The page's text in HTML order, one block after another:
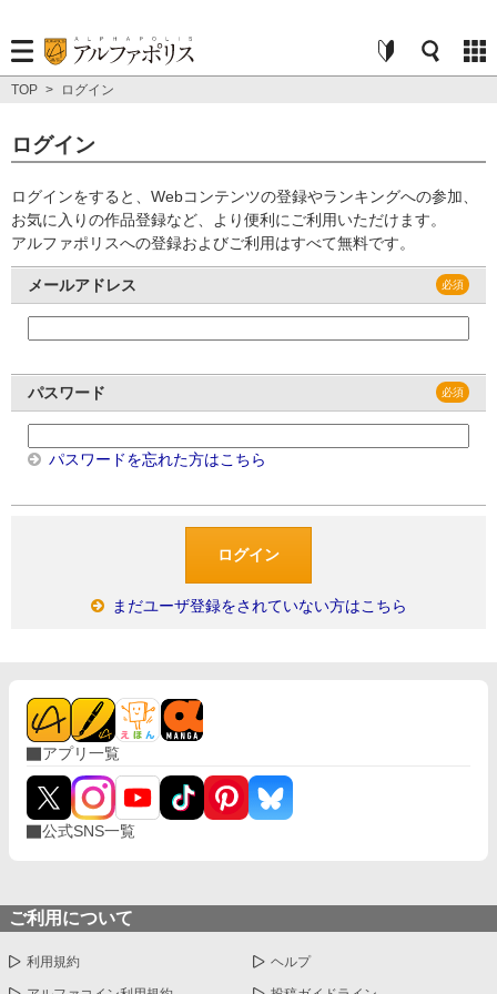
TOP > ログイン
ログイン
ログインをすると、Webコンテンツの登録やランキングへの参加、
お気に入りの作品登録など、より便利にご利用いただけます。
アルファポリスへの登録およびご利用はすべて無料です。
メールアドレス
パスワード
パスワードを忘れた方はこちら
まだユーザ登録をされていない方はこちら
アプリ一覧
公式SNS一覧
ご利用について
利用規約 ヘルプ